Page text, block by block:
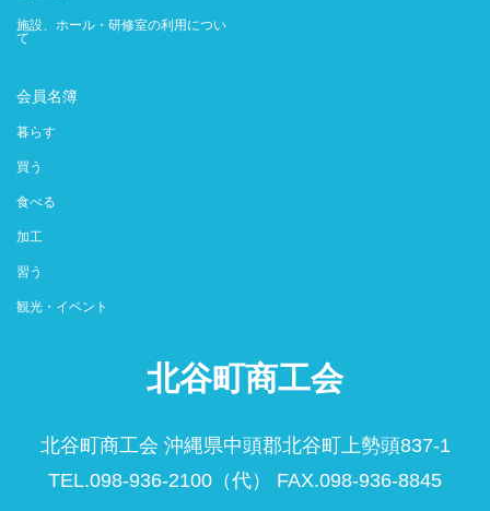
施設、ホール・研修室の利用につい
て
会員名簿
暮らす
買う
食べる
加工
習う
観光・イベント
北谷町商工会
北谷町商工会 沖縄県中頭郡北谷町上勢頭837-1
TEL.098-936-2100（代） FAX.098-936-8845